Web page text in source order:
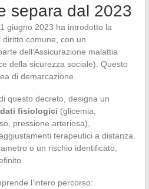
separa dal 2023
giugno 2023 ha introdotto la
comune, con un
dell’Assicurazione malattia
della sicurezza sociale). Questo
di demarcazione.
questo decreto, designa un
fisiologici (glicemia,
pressione arteriosa),
terapeutici a distanza.
o un rischio identificato,
l’intero percorso: